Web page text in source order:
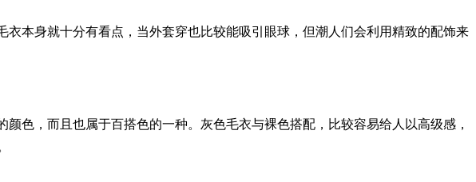
本身就十分有看点，当外套穿也比较能吸引眼球，但潮人们会利用精致的配饰来
，而且也属于百搭色的一种。灰色毛衣与裸色搭配，比较容易给人以高级感，